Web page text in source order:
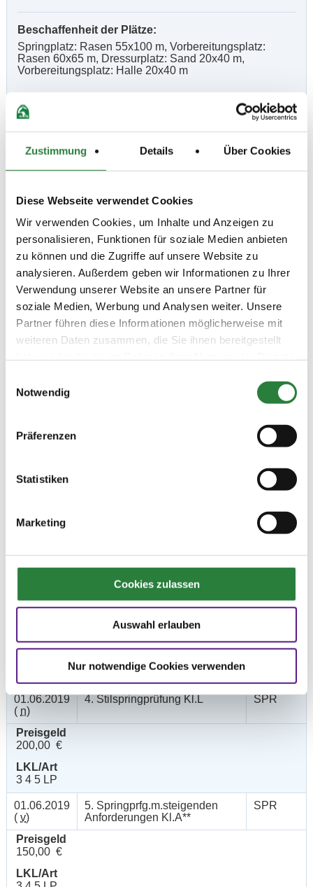
Zustimmung Details Über Cookies
Diese Webseite verwendet Cookies
Wir verwenden Cookies, um Inhalte und Anzeigen zu
personalisieren, Funktionen für soziale Medien anbieten
zu können und die Zugriffe auf unsere Website zu
analysieren. Außerdem geben wir Informationen zu Ihrer
Verwendung unserer Website an unsere Partner für
soziale Medien, Werbung und Analysen weiter. Unsere
Partner führen diese Informationen möglicherweise mit
weiteren Daten zusammen, die Sie ihnen bereitgestellt
Notwendig
Präferenzen
Statistiken
Marketing
Cookies zulassen
Auswahl erlauben
Nur notwendige Cookies verwenden
Beschaffenheit der Plätze:
Springplatz: Rasen 55x100 m, Vorbereitungsplatz:
Rasen 60x65 m, Dressurplatz: Sand 20x40 m,
Vorbereitungsplatz: Halle 20x40 m
Vorläufige Zeitenteilung:
Sa. vorm.: 5,8,14,17,18; nachm.: 2,4,9,15,16
So. vorm.: 7,10,11,12,13,19; nachm.: 1,3,6,20,21
Ergebnisse:
Prüfungen
Datum Prüfung Disziplin
(n)
SPR
01.06.2019
SPR
Preisgeld
250,00 €
LKL/Art
3 4 5 LP
(n)
200,00 €
01.06.2019
( n)
4. Stilspringprüfung Kl.L SPR
Preisgeld
200,00 €
LKL/Art
3 4 5 LP
01.06.2019
( v)
5. Springprfg.m.steigenden
Anforderungen Kl.A**
SPR
Preisgeld
150,00 €
LKL/Art